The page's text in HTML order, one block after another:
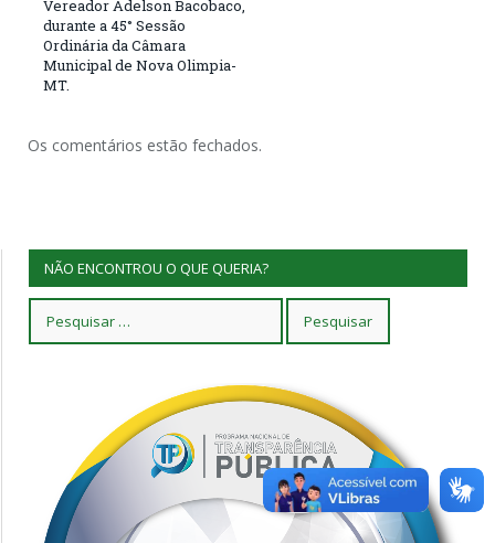
Vereador Adelson Bacobaco,
durante a 45° Sessão
Ordinária da Câmara
Municipal de Nova Olimpia-
MT.
Os comentários estão fechados.
NÃO ENCONTROU O QUE QUERIA?